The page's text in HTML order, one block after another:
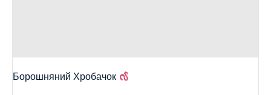
Борошняний Хробачок